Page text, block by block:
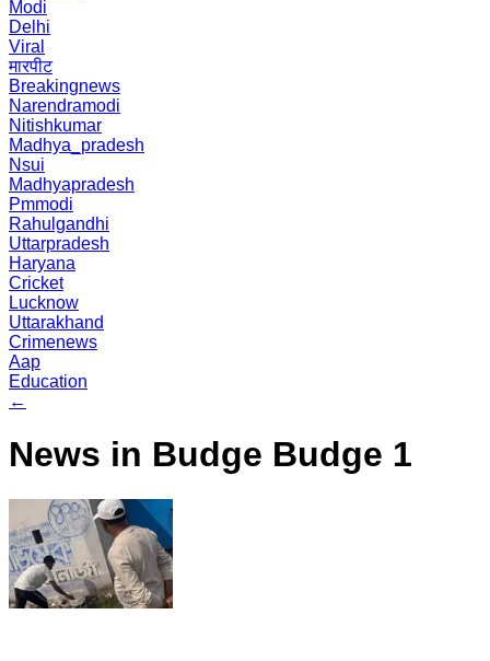
Modi
Delhi
Viral
मारपीट
Breakingnews
Narendramodi
Nitishkumar
Madhya_pradesh
Nsui
Madhyapradesh
Pmmodi
Rahulgandhi
Uttarpradesh
Haryana
Cricket
Lucknow
Uttarakhand
Crimenews
Aap
Education
←
News in Budge Budge 1